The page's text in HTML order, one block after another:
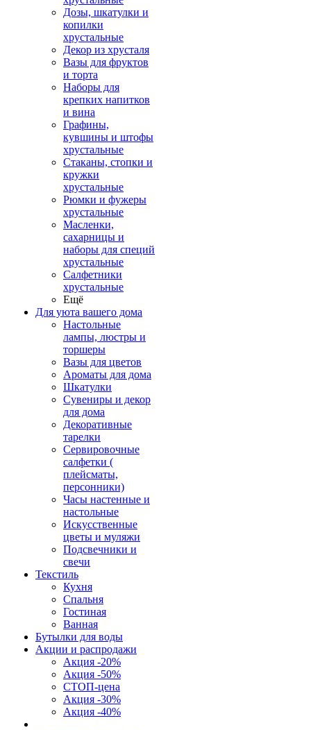
Дозы, шкатулки и
копилки
хрустальные
Декор из хрусталя
Вазы для фруктов
и торта
Наборы для
крепких напитков
и вина
Графины,
кувшины и штофы
хрустальные
Стаканы, стопки и
кружки
хрустальные
Рюмки и фужеры
хрустальные
Масленки,
сахарницы и
наборы для специй
хрустальные
Салфетники
хрустальные
Ещё
Для уюта вашего дома
Настольные
лампы, люстры и
торшеры
Вазы для цветов
Ароматы для дома
Шкатулки
Сувениры и декор
для дома
Декоративные
тарелки
Сервировочные
салфетки (
плейсматы,
персонники)
Часы настенные и
настольные
Искусственные
цветы и муляжи
Подсвечники и
свечи
Текстиль
Кухня
Спальня
Гостиная
Ванная
Бутылки для воды
Акции и распродажи
Акция -20%
Акция -50%
СТОП-цена
Акция -30%
Акция -40%